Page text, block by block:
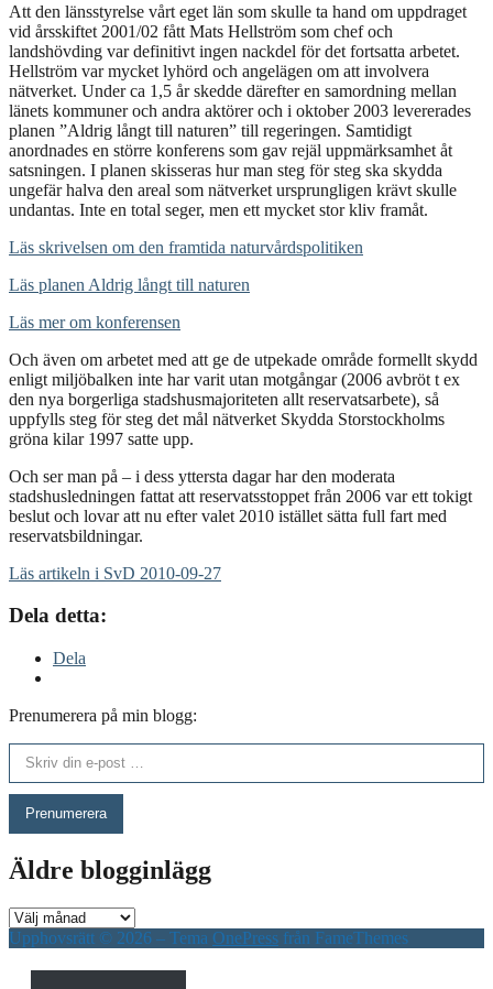
Att den länsstyrelse vårt eget län som skulle ta hand om uppdraget
vid årsskiftet 2001/02 fått Mats Hellström som chef och
landshövding var definitivt ingen nackdel för det fortsatta arbetet.
Hellström var mycket lyhörd och angelägen om att involvera
nätverket. Under ca 1,5 år skedde därefter en samordning mellan
länets kommuner och andra aktörer och i oktober 2003 levererades
planen ”Aldrig långt till naturen” till regeringen. Samtidigt
anordnades en större konferens som gav rejäl uppmärksamhet åt
satsningen. I planen skisseras hur man steg för steg ska skydda
ungefär halva den areal som nätverket ursprungligen krävt skulle
undantas. Inte en total seger, men ett mycket stor kliv framåt.
Läs skrivelsen om den framtida naturvårdspolitiken
Läs planen Aldrig långt till naturen
Läs mer om konferensen
Och även om arbetet med att ge de utpekade område formellt skydd
enligt miljöbalken inte har varit utan motgångar (2006 avbröt t ex
den nya borgerliga stadshusmajoriteten allt reservatsarbete), så
uppfylls steg för steg det mål nätverket Skydda Storstockholms
gröna kilar 1997 satte upp.
Och ser man på – i dess yttersta dagar har den moderata
stadshusledningen fattat att reservatsstoppet från 2006 var ett tokigt
beslut och lovar att nu efter valet 2010 istället sätta full fart med
reservatsbildningar.
Läs artikeln i SvD 2010-09-27
Dela detta:
Dela
Prenumerera på min blogg:
Skriv din e-post …
Prenumerera
Äldre blogginlägg
Äldre
blogginlägg
Upphovsrätt © 2026 – Tema OnePress från FameThemes